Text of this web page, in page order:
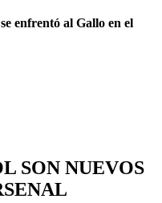
enfrentó al Gallo en el
SON NUEVOS